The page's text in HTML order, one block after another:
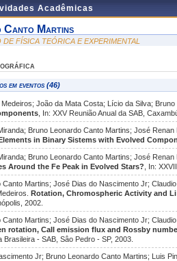
Acadêmicas
Canto Martins
FÍSICA TEÓRICA E EXPERIMENTAL
em eventos (46)
João da Mata Costa; Lício da Silva; Bruno
, In: XXV Reunião Anual da SAB,
Bruno Leonardo Canto Martins; José Renan
in Binary Sistems with Evolved
Bruno Leonardo Canto Martins; José Renan
Around the Fe Peak in Evolved Stars?
, In:
Canto Martins; José Dias do Nascimento Jr;
Rotation, Chromospheric Activity and
2002.
Canto Martins; José Dias do Nascimento Jr;
rotation, CaII emission flux and Rossby
Brasileira - SAB, Sâo Pedro - SP, 2003.
Jr; Bruno Leonardo Canto Martins; Luis